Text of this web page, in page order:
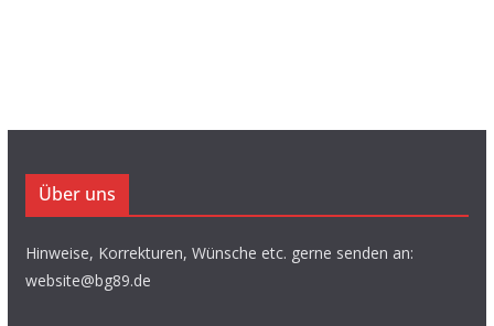
Über uns
Hinweise, Korrekturen, Wünsche etc. gerne senden an:
website@bg89.de